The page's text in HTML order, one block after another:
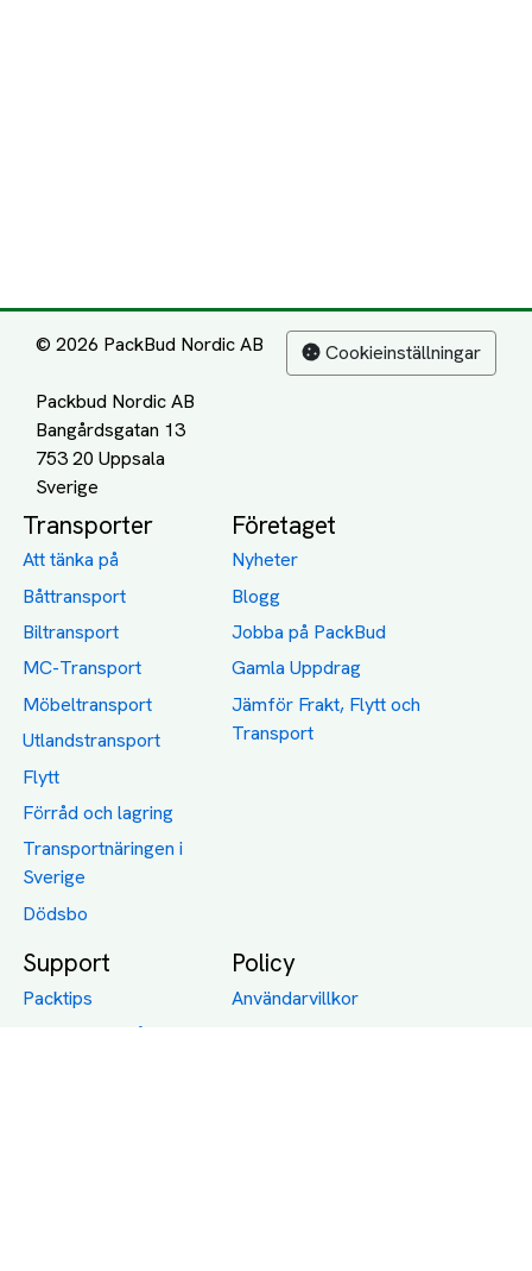
© 2026 PackBud Nordic AB
Packbud Nordic AB
Bangårdsgatan 13
753 20 Uppsala
Cookieinställningar
Transporter
Att tänka på
Båttransport
Biltransport
MC-Transport
Möbeltransport
Utlandstransport
Flytt
Förråd och lagring
Transportnäringen i
Sverige
Dödsbo
Företaget
Nyheter
Blogg
Jobba på PackBud
Gamla Uppdrag
Jämför Frakt, Flytt och
Transport
Support
Packtips
Jämför pris på rätt
Policy
Användarvillkor